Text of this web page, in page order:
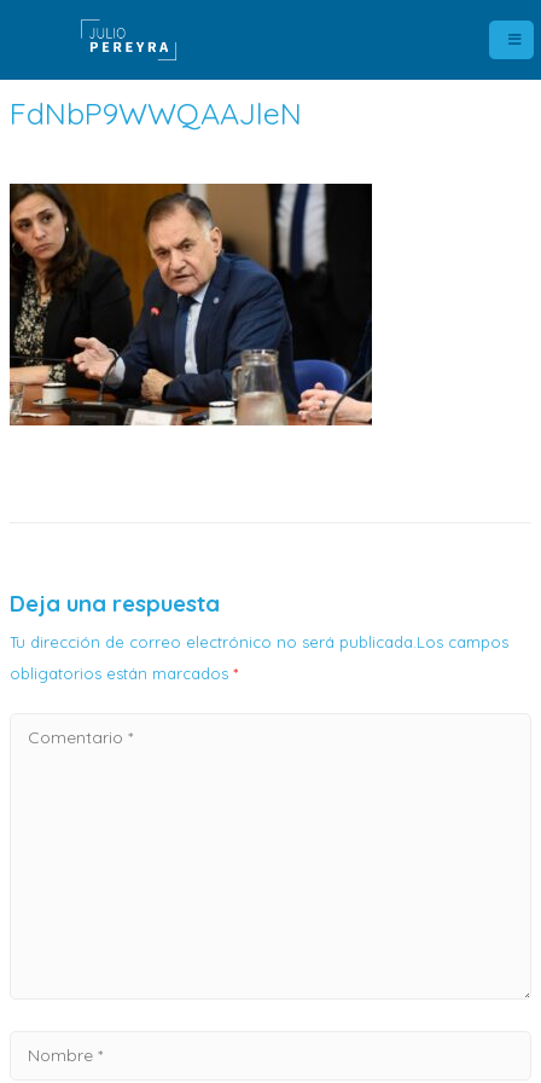
FdNbP9WWQAAJleN
Deja una respuesta
Tu dirección de correo electrónico no será publicada.Los campos
obligatorios están marcados *